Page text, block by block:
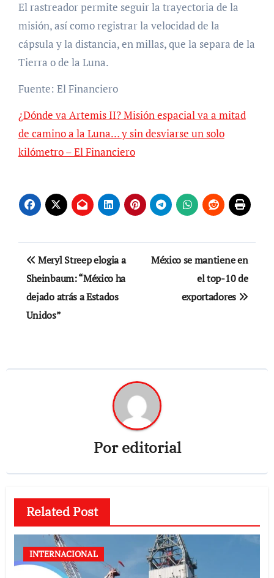
El rastreador permite seguir la trayectoria de la
misión, así como registrar la velocidad de la
cápsula y la distancia, en millas, que la separa de la
Tierra o de la Luna.
Fuente: El Financiero
¿Dónde va Artemis II? Misión espacial va a mitad
de camino a la Luna… y sin desviarse un solo
kilómetro – El Financiero
Navegación
de
entradas
Meryl Streep elogia a
Sheinbaum: “México ha
dejado atrás a Estados
Unidos”
México se mantiene en
el top-10 de
exportadores
Poreditorial
Related Post
INTERNACIONAL